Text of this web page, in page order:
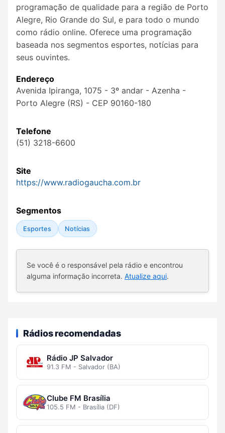
programação de qualidade para a região de Porto
Alegre, Rio Grande do Sul, e para todo o mundo
como rádio online. Oferece uma programação
baseada nos segmentos esportes, notícias para
seus ouvintes.
Endereço
Avenida Ipiranga, 1075 - 3º andar - Azenha -
Porto Alegre (RS) - CEP 90160-180
Telefone
(51) 3218-6600
Site
https://www.radiogaucha.com.br
Segmentos
Esportes Notícias
Se você é o responsável pela rádio e encontrou
alguma informação incorreta. Atualize aqui.
Rádios recomendadas
Rádio JP Salvador
91.3 FM - Salvador (BA)
Clube FM Brasília
105.5 FM - Brasília (DF)